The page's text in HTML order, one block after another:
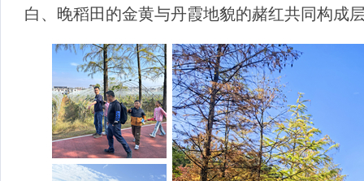
白、晚稻田的金黄与丹霞地貌的赭红共同构成